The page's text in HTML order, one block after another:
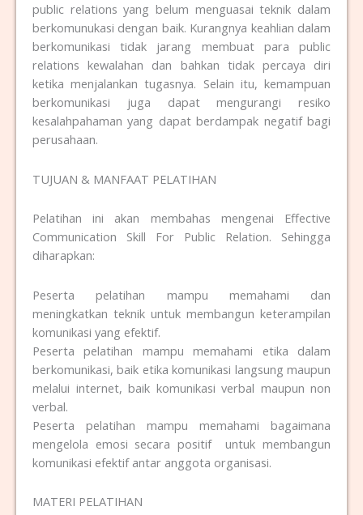
public relations yang belum menguasai teknik dalam
berkomunukasi dengan baik. Kurangnya keahlian dalam
berkomunikasi tidak jarang membuat para public
relations kewalahan dan bahkan tidak percaya diri
ketika menjalankan tugasnya. Selain itu, kemampuan
berkomunikasi juga dapat mengurangi resiko
kesalahpahaman yang dapat berdampak negatif bagi
perusahaan.
TUJUAN & MANFAAT PELATIHAN
Pelatihan ini akan membahas mengenai Effective
Communication Skill For Public Relation. Sehingga
diharapkan:
Peserta pelatihan mampu memahami dan
meningkatkan teknik untuk membangun keterampilan
komunikasi yang efektif.
Peserta pelatihan mampu memahami etika dalam
berkomunikasi, baik etika komunikasi langsung maupun
melalui internet, baik komunikasi verbal maupun non
verbal.
Peserta pelatihan mampu memahami bagaimana
mengelola emosi secara positif untuk membangun
komunikasi efektif antar anggota organisasi.
MATERI PELATIHAN